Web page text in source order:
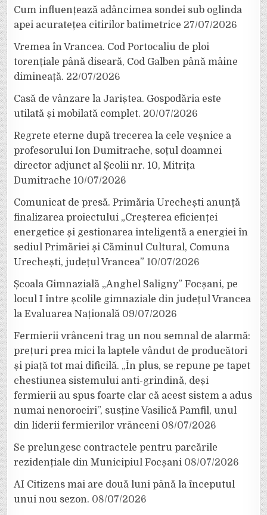
Cum influențează adâncimea sondei sub oglinda
apei acuratețea citirilor batimetrice 27/07/2026
Vremea în Vrancea. Cod Portocaliu de ploi
torențiale până diseară, Cod Galben până mâine
dimineață. 22/07/2026
Casă de vânzare la Jariștea. Gospodăria este
utilată și mobilată complet. 20/07/2026
Regrete eterne după trecerea la cele veșnice a
profesorului Ion Dumitrache, soțul doamnei
director adjunct al Școlii nr. 10, Mitrița
Dumitrache 10/07/2026
Comunicat de presă. Primăria Urechești anunță
finalizarea proiectului „Creșterea eficienței
energetice și gestionarea inteligentă a energiei în
sediul Primăriei și Căminul Cultural, Comuna
Urechești, județul Vrancea” 10/07/2026
Școala Gimnazială „Anghel Saligny” Focșani, pe
locul I între școlile gimnaziale din județul Vrancea
la Evaluarea Națională 09/07/2026
Fermierii vrânceni trag un nou semnal de alarmă:
prețuri prea mici la laptele vândut de producători
și piață tot mai dificilă. „În plus, se repune pe tapet
chestiunea sistemului anti-grindină, deși
fermierii au spus foarte clar că acest sistem a adus
numai nenorociri”, susține Vasilică Pamfil, unul
din liderii fermierilor vrânceni 08/07/2026
Se prelungesc contractele pentru parcările
rezidențiale din Municipiul Focșani 08/07/2026
AI Citizens mai are două luni până la începutul
unui nou sezon. 08/07/2026